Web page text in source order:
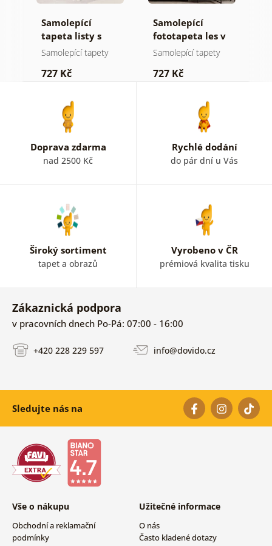
Samolepící
tapeta listy s
pastelovým
Samolepící tapety
727 Kč
Samolepící
fototapeta les v
mlze
Samolepící tapety
727 Kč
Doprava zdarma
nad 2500 Kč
Rychlé dodání
do pár dní u Vás
Široký sortiment
tapet a obrazů
Vyrobeno v ČR
prémiová kvalita tisku
Zákaznická podpora
v pracovních dnech Po-Pá: 07:00 - 16:00
+420 228 229 597 info@dovido.cz
Sledujte nás na
Vše o nákupu
Obchodní a reklamační
podmínky
Užitečné informace
O nás
Často kladené dotazy